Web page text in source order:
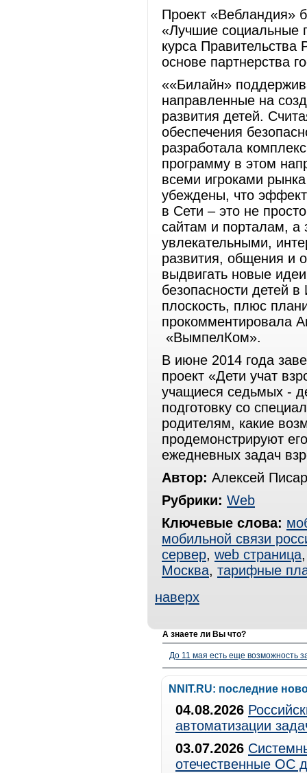
Проект «Вебландия»
«Лучшие социальные
курса Правительства
основе партнерства
««Билайн»
направленные на
развития детей.
обеспечения
разработала
программу в этом
всеми игроками
убеждены, что
в Сети – это не
сайтам и порталам, а
увлекательными,
развития, общения и
выдвигать новые
безопасности детей
плоскость, плюс
прокомментировала
«ВымпелКом».
В июне 2014 года
проект «Дети учат
учащиеся седьмых -
подготовку со
родителям, какие
продемонстрируют
ежедневных задач
Автор: Алексей
Рубрики: Web
Ключевые слова:
мобильной связи
сервер, web страница
Москва, тарифные
наверх
А знаете ли Вы что?
До 11 мая есть еще возможность
NNIT.RU: последние
04.08.2026
автоматизации
03.07.2026
отечественные ОС